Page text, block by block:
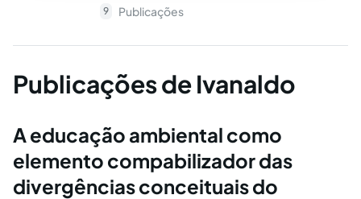
9 Publicações
Publicações de Ivanaldo
A educação ambiental como
elemento compabilizador das
divergências conceituais do